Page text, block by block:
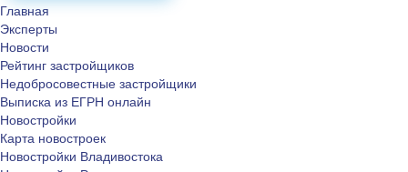
Главная
Эксперты
Новости
Рейтинг застройщиков
Недобросовестные застройщики
Выписка из ЕГРН онлайн
Новостройки
Карта новостроек
Новостройки Владивостока